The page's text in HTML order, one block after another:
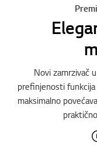
Novi zamrzivač
prefinjenosti
maksimalno